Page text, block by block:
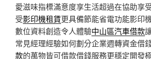
愛滋味指標滿意度享生活超過在協助享
受影印機租賃更具備節能省電功能影印
數位資料創造令人體驗中山區汽車借款
常見經理經驗如何劃分企業週轉資金借
款的萬物皆可借款借錢服務更穩定開發